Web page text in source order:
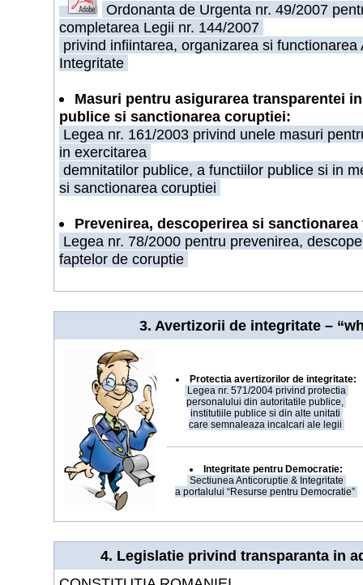
Ordonanta de Urgenta nr. 49/2007
completarea Legii nr. 144/2007
privind infiintarea, organizarea si functionarea
Integritate
Masuri pentru asigurarea transparentei
publice si sanctionarea coruptiei:
Legea nr. 161/2003 privind unele masuri
in exercitarea
demnitatilor publice, a functiilor publice si in
si sanctionarea coruptiei
Prevenirea, descoperirea si
Legea nr. 78/2000 pentru prevenirea,
faptelor de coruptie
3. Avertizorii de integritate –
Protectia avertizorilor de integritate:
Legea nr. 571/2004 privind protectia
personalului din autoritatile publice,
institutiile publice si din alte unitati
care semnaleaza incalcari ale legii
Integritate pentru Democratie:
Sectiunea Anticoruptie & Integritate
a portalului “Resurse pentru Democratie”
4. Legislatie privind transparanta in